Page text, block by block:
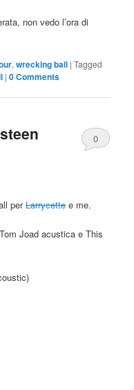
non vedo l’ora di
,wrecking ball |Tagged
|0 Comments
0
perLarrycette e me.
Joad acustica e This